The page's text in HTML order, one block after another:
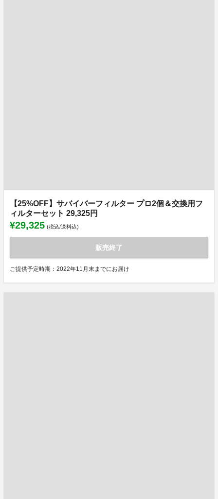
【25%OFF】サバイバーフィルター プロ2個＆交換用フ
ィルターセット 29,325円
¥29,325 (税込/送料込)
販売終了
ご提供予定時期：2022年11月末までにお届け